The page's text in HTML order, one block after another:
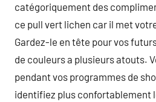
catégoriquement des
ce pull vert lichen car il met
Gardez-le en tête pour vos
de couleurs a plusieurs atouts.
pendant vos programmes de
identifiez plus confortablement